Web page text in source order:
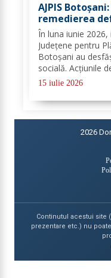
AJPIS
remedierea
valoare de
sociali
În luna iunie
Județene pentru
Botoșani au
socială. Acțiunile
sunt respectate
15 iulie 2026
2026
Continutul acestui site
prezentare etc.) nu